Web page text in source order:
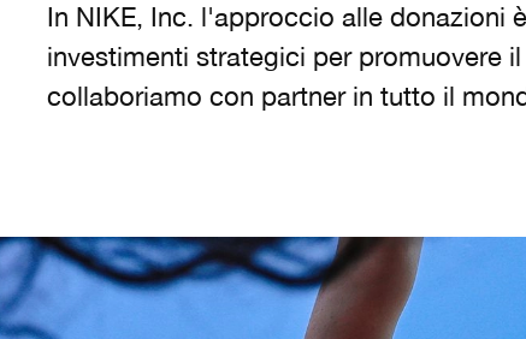
In NIKE, Inc. l'approccio alle donazioni
investimenti strategici per promuovere
collaboriamo con partner in tutto il